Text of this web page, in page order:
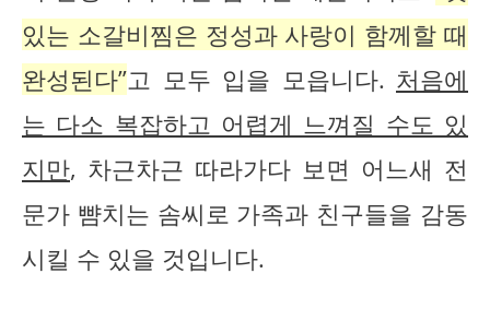
있는 소갈비찜은 정성과 사랑이 함께할 때
완성된다”고 모두 입을 모읍니다. 처음에
는 다소 복잡하고 어렵게 느껴질 수도 있
지만, 차근차근 따라가다 보면 어느새 전
문가 뺨치는 솜씨로 가족과 친구들을 감동
시킬 수 있을 것입니다.